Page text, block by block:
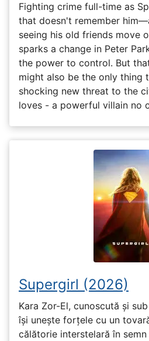
Fighting crime full-time as
that doesn't remember
seeing his old friends move
sparks a change in Peter
the power to control. But
might also be the only thing
shocking new threat to the
loves - a powerful villain no
Supergirl (2026)
Kara Zor-El, cunoscută și
își unește forțele cu un
călătorie interstelară în